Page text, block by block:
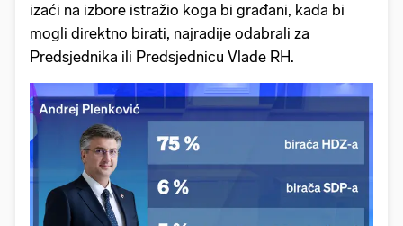
izaći na izbore istražio koga bi građani, kada bi
mogli direktno birati, najradije odabrali za
Predsjednika ili Predsjednicu Vlade RH.